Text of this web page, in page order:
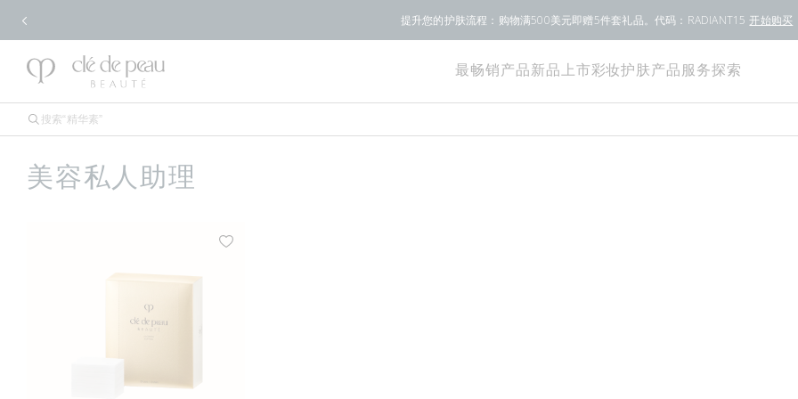
提升您的护肤流程：购物满500美元即赠5件套礼品。代码：RADIANT15 开始购买
最畅销产品新品上市 彩妆护肤产品 服务探索
美容私人助理